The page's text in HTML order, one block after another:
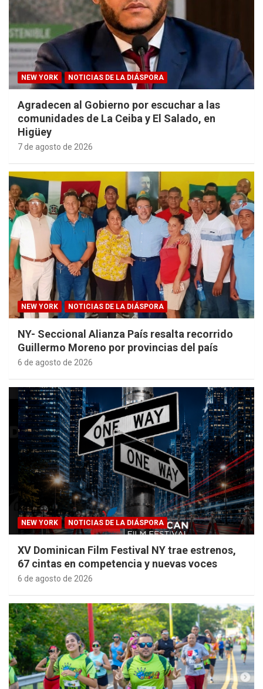
NEW YORK NOTICIAS DE LA DIÁSPORA
Agradecen al Gobierno por escuchar a las
comunidades de La Ceiba y El Salado, en
Higüey
7 de agosto de 2026
NEW YORK NOTICIAS DE LA DIÁSPORA
NY- Seccional Alianza País resalta recorrido
Guillermo Moreno por provincias del país
6 de agosto de 2026
NEW YORK NOTICIAS DE LA DIÁSPORA
XV Dominican Film Festival NY trae estrenos,
67 cintas en competencia y nuevas voces
6 de agosto de 2026